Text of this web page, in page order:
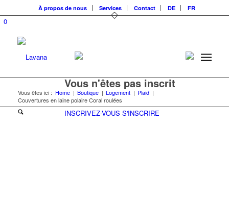
À propos de nous Services Contact DE FR
0
Vous n'êtes pas inscrit
INSCRIVEZ-VOUS S'INSCRIRE
Vous êtes ici : Home | Boutique | Logement | Plaid |
Couvertures en laine polaire Coral roulées